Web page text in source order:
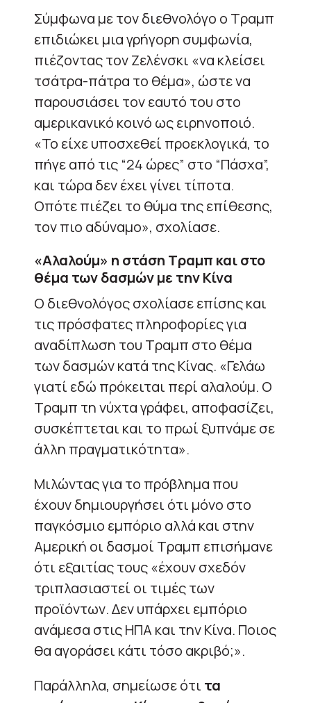
Σύμφωνα με τον διεθνολόγο ο Τραμπ
επιδιώκει μια γρήγορη συμφωνία,
πιέζοντας τον Ζελένσκι «να κλείσει
τσάτρα-πάτρα το θέμα», ώστε να
παρουσιάσει τον εαυτό του στο
αμερικανικό κοινό ως ειρηνοποιό.
«Το είχε υποσχεθεί προεκλογικά, το
πήγε από τις “24 ώρες” στο “Πάσχα”,
και τώρα δεν έχει γίνει τίποτα.
Οπότε πιέζει το θύμα της επίθεσης,
τον πιο αδύναμο», σχολίασε.
«Αλαλούμ» η στάση Τραμπ και στο
θέμα των δασμών με την Κίνα
Ο διεθνολόγος σχολίασε επίσης και
τις πρόσφατες πληροφορίες για
αναδίπλωση του Τραμπ στο θέμα
των δασμών κατά της Κίνας. «Γελάω
γιατί εδώ πρόκειται περί αλαλούμ. Ο
Τραμπ τη νύχτα γράφει, αποφασίζει,
συσκέπτεται και το πρωί ξυπνάμε σε
άλλη πραγματικότητα».
Μιλώντας για το πρόβλημα που
έχουν δημιουργήσει ότι μόνο στο
παγκόσμιο εμπόριο αλλά και στην
Αμερική οι δασμοί Τραμπ επισήμανε
ότι εξαιτίας τους «έχουν σχεδόν
τριπλασιαστεί οι τιμές των
προϊόντων. Δεν υπάρχει εμπόριο
ανάμεσα στις ΗΠΑ και την Κίνα. Ποιος
θα αγοράσει κάτι τόσο ακριβό;».
Παράλληλα, σημείωσε ότι τα